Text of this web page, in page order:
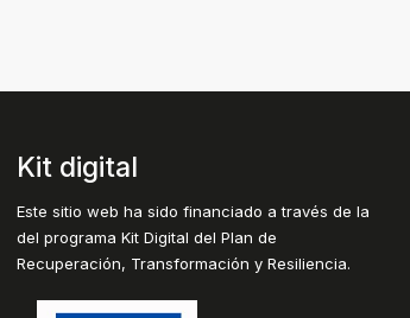
Kit digital
Este sitio web ha sido financiado a través de la
del programa Kit Digital del Plan de
Recuperación, Transformación y Resiliencia.